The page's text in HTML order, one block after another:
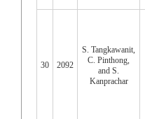
30 2092
S. Tangkawanit,
C. Pinthong,
and S.
Kanprachar